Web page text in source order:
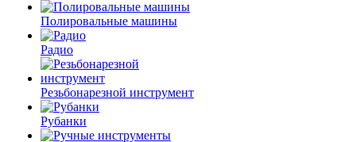
Полировальные машины
Радио
Резьбонарезной инструмент
Рубанки